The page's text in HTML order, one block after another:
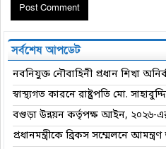
সর্বশেষ আপডেট
নবনিযুক্ত নৌবাহিনী প্রধান শিখা
স্বাস্থ্যগত কারনে রাষ্ট্রপতি মো.
বগুড়া উন্নয়ন কর্তৃপক্ষ আইন, ২০২৬-
প্রধানমন্ত্রীকে ব্রিকস সম্মেলনে